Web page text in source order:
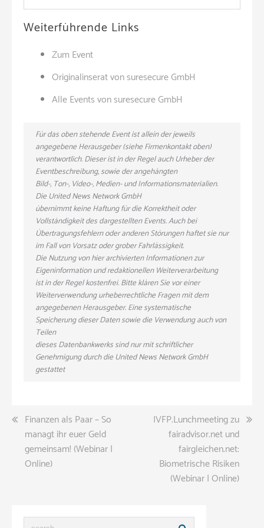
Weiterführende Links
Zum Event
Originalinserat von suresecure GmbH
Alle Events von suresecure GmbH
Für das oben stehende Event ist allein der jeweils
angegebene Herausgeber (siehe Firmenkontakt oben)
verantwortlich. Dieser ist in der Regel auch Urheber der
Eventbeschreibung, sowie der angehängten
Bild-, Ton-, Video-, Medien- und Informationsmaterialien.
Die United News Network GmbH
übernimmt keine Haftung für die Korrektheit oder
Vollständigkeit des dargestellten Events. Auch bei
Übertragungsfehlern oder anderen Störungen haftet sie nur
im Fall von Vorsatz oder grober Fahrlässigkeit.
Die Nutzung von hier archivierten Informationen zur
Eigeninformation und redaktionellen Weiterverarbeitung
ist in der Regel kostenfrei. Bitte klären Sie vor einer
Weiterverwendung urheberrechtliche Fragen mit dem
angegebenen Herausgeber. Eine systematische
Speicherung dieser Daten sowie die Verwendung auch von
Teilen
dieses Datenbankwerks sind nur mit schriftlicher
Genehmigung durch die United News Network GmbH
gestattet
Beitragsnavigation
Finanzen als Paar – So
managt ihr euer Geld
gemeinsam! (Webinar |
Online)
IVFP.Lunchmeeting zu
fairadvisor.net und
fairgleichen.net:
Biometrische Risiken
(Webinar | Online)